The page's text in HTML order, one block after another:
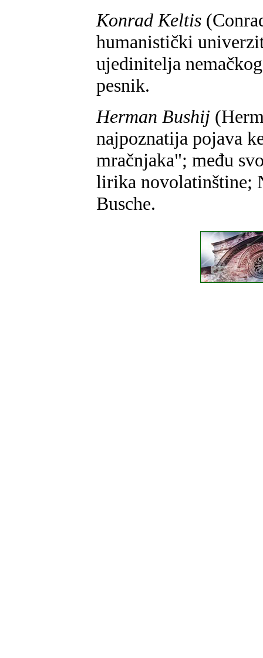
Konrad Keltis
humanistički
ujedinitelja
pesnik.
Herman Bushij
najpoznatija pojava
mračnjaka"; među
lirika novolatinštine;
Busche.